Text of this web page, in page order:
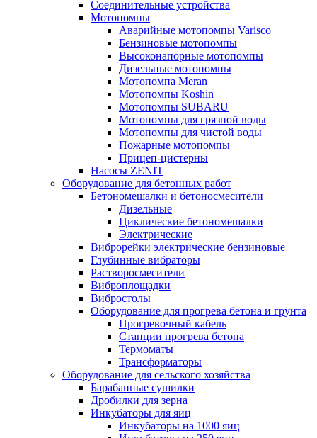
Соединительные устройства
Мотопомпы
Аварийные мотопомпы Varisco
Бензиновые мотопомпы
Высоконапорные мотопомпы
Дизельные мотопомпы
Мотопомпа Meran
Мотопомпы Koshin
Мотопомпы SUBARU
Мотопомпы для грязной воды
Мотопомпы для чистой воды
Пожарные мотопомпы
Прицеп-цистерны
Насосы ZENIT
Оборудование для бетонных работ
Бетономешалки и бетоносмесители
Дизельные
Циклические бетономешалки
Электрические
Виброрейки электрические бензиновые
Глубинные вибраторы
Растворосмесители
Виброплощадки
Вибростолы
Оборудование для прогрева бетона и грунта
Прогревочный кабель
Станции прогрева бетона
Термоматы
Трансформаторы
Оборудование для сельского хозяйства
Барабанные сушилки
Дробилки для зерна
Инкубаторы для яиц
Инкубаторы на 1000 яиц